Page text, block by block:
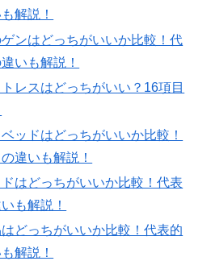
解説！
ンはどっちがいいか比較！代
いも解説！
レスはどっちがいい？16項目
ッドはどっちがいいか比較！
違いも解説！
はどっちがいいか比較！代表
も解説！
どっちがいいか比較！代表的
解説！